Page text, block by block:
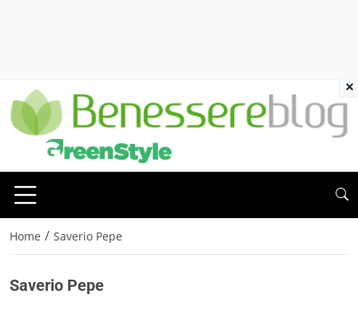
Home / Saverio Pepe
Saverio Pepe
×